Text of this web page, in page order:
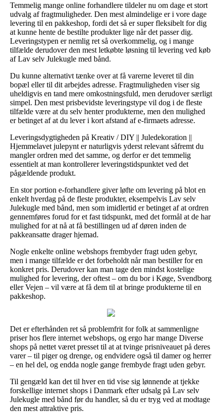
Temmelig mange online forhandlere tildeler nu om dage et stort
udvalg af fragtmuligheder. Den mest almindelige er i vore dage
levering til en pakkeshop, fordi det så er super fleksibelt for dig
at kunne hente de bestilte produkter lige når det passer dig.
Leveringstypen er nemlig ret så overkommelig, og i mange
tilfælde derudover den mest letkøbte løsning til levering ved køb
af Lav selv Julekugle med bånd.
Du kunne alternativt tænke over at få varerne leveret til din
bopæl eller til dit arbejdes adresse. Fragtmuligheden viser sig
uheldigvis en tand mere omkostningsfuld, men derudover særligt
simpel. Den mest prisbevidste leveringstype vil dog i de fleste
tilfælde være at du selv henter produkterne, men den mulighed
er betinget af at du lever i kort afstand af e-firmaets adresse.
Leveringsdygtigheden på Kreativ / DIY || Juledekoration ||
Hjemmelavet julepynt er naturligvis yderst relevant såfremt du
mangler ordren med det samme, og derfor er det temmelig
essentielt at man kontrollerer leveringstidspunktet ved det
pågældende produkt.
En stor portion e-forhandlere giver løfte om levering på blot en
enkelt hverdag på de fleste produkter, eksempelvis Lav selv
Julekugle med bånd, men som imidlertid er betinget af at ordren
gennemføres forud for et fast tidspunkt, med det formål at de har
mulighed for at nå at få bestillingen ud af døren inden de
pakkeansatte drager hjemad.
Nogle enkelte online webshops frembyder fragt uden gebyr,
men i mange tilfælde er det forbeholdt når man bestiller for en
konkret pris. Derudover kan man tage den mindst kostelige
mulighed for levering, der oftest – om du bor i Køge, Svendborg
eller Vejen – vil være at få dem til at bringe produkterne til en
pakkeshop.
Det er efterhånden ret så problemfrit for folk at sammenligne
priser hos flere internet webshops, og ergo har mange Diverse
shops på nettet været presset til at at tvinge prisniveauet på deres
varer – til piger og drenge, og endvidere også til damer og herrer
– en hel del, og endda nogle gange frembyde fragt uden gebyr.
Til gengæld kan det til hver en tid vise sig lønnende at tjekke
forskellige internet shops i Danmark efter udsalg på Lav selv
Julekugle med bånd før du handler, så du er tryg ved at modtage
den mest attraktive pris.